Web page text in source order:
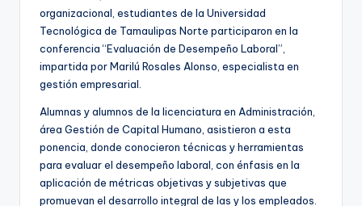
organizacional, estudiantes de la Universidad
Tecnológica de Tamaulipas Norte participaron en la
conferencia “Evaluación de Desempeño Laboral”,
impartida por Marilú Rosales Alonso, especialista en
gestión empresarial.
Alumnas y alumnos de la licenciatura en Administración,
área Gestión de Capital Humano, asistieron a esta
ponencia, donde conocieron técnicas y herramientas
para evaluar el desempeño laboral, con énfasis en la
aplicación de métricas objetivas y subjetivas que
promuevan el desarrollo integral de las y los empleados.